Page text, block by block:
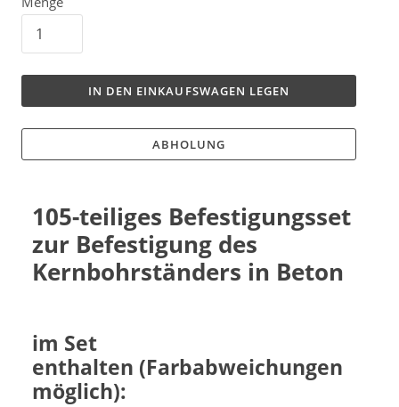
IN DEN EINKAUFSWAGEN LEGEN
ABHOLUNG
105-teiliges Befestigungsset
zur Befestigung des
Kernbohrständers in Beton
im Set
enthalten (Farbabweichungen
möglich):